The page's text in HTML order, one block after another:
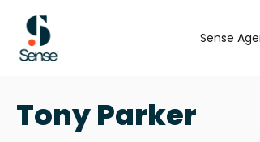
contenu
Sense
Tony Parker